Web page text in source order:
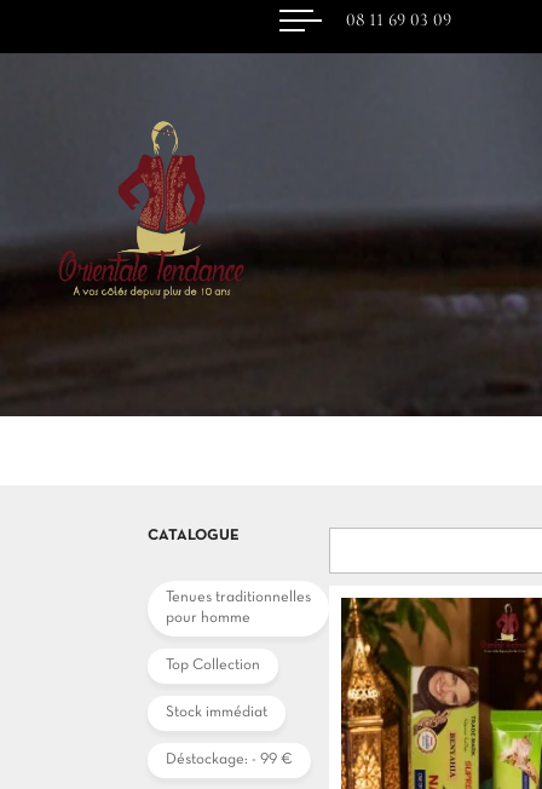
08 11 69 03 09
CATALOGUE
Tenues traditionnelles
pour homme
Top Collection
Stock immédiat
Déstockage: - 99 €